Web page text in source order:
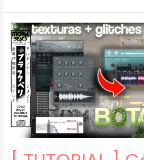
]
Cómo
Hacer
BOTÁNICA
pt.
2
(prod.
mora)
[53]